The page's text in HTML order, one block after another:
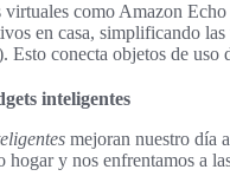
virtuales como Amazon
en casa, simplificando las
Esto conecta objetos de
inteligentes
mejoran nuestro día
hogar y nos enfrentamos a